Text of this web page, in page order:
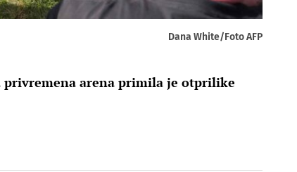
Dana White/Foto AFP
arena primila je otprilike